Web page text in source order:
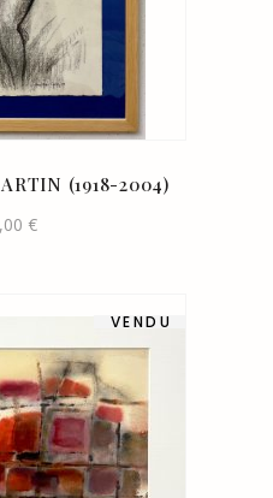
(1918-2004)
€
VENDU